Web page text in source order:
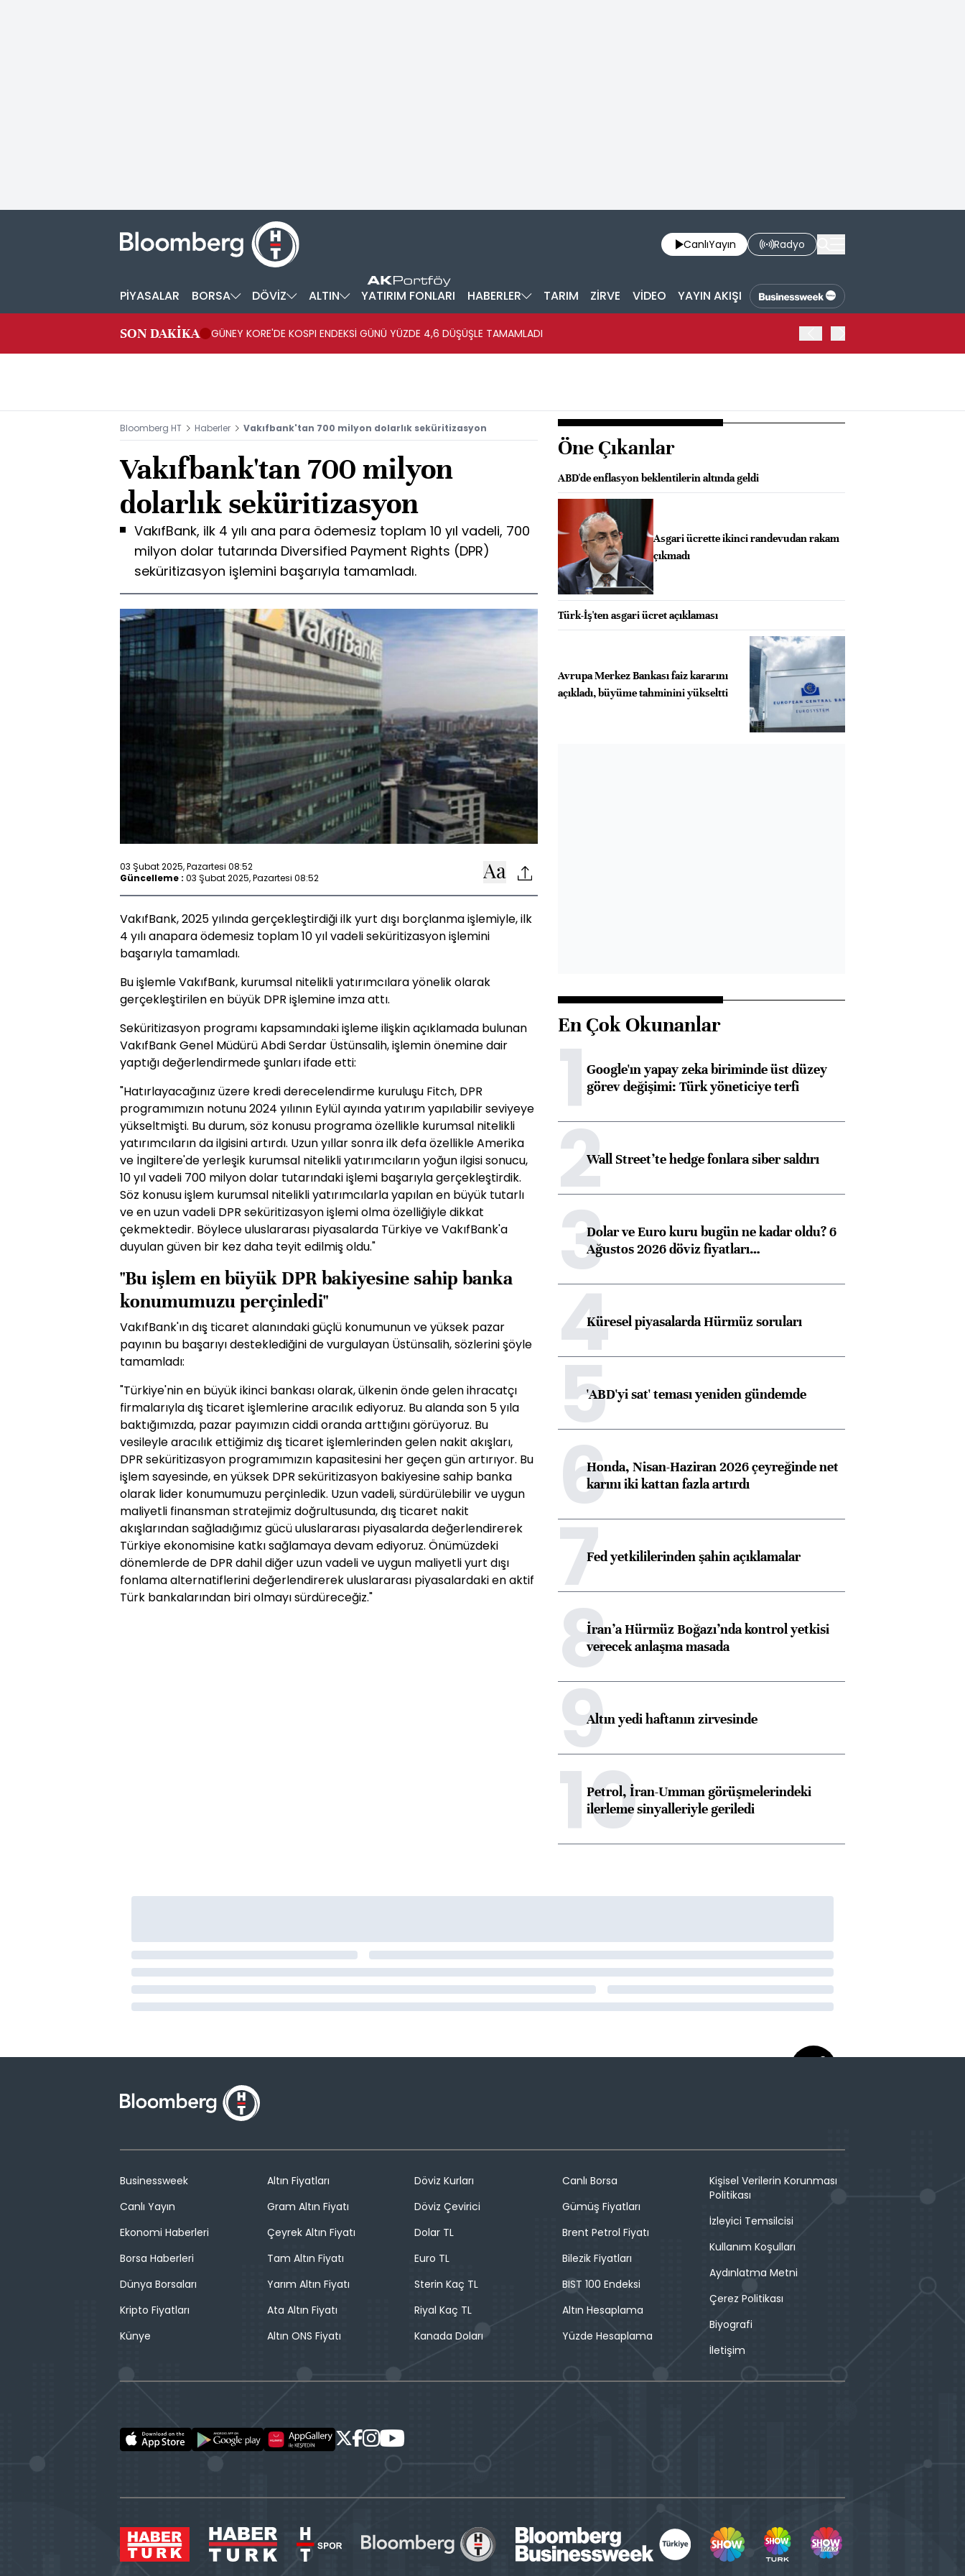
CanlıYayın Radyo
PİYASALAR BORSA DÖVİZ ALTIN YATIRIM FONLARI HABERLER TARIM ZİRVE VİDEO YAYIN AKIŞI
SON DAKİKA GÜNEY KORE'DE KOSPI ENDEKSİ GÜNÜ YÜZDE 4,6 DÜŞÜŞLE TAMAMLADI
Bloomberg HT Haberler Vakıfbank'tan 700 milyon dolarlık seküritizasyon
Vakıfbank'tan 700 milyon
dolarlık seküritizasyon
VakıfBank, ilk 4 yılı ana para ödemesiz toplam 10 yıl vadeli, 700
milyon dolar tutarında Diversified Payment Rights (DPR)
seküritizasyon işlemini başarıyla tamamladı.
03 Şubat 2025, Pazartesi 08:52
Güncelleme : 03 Şubat 2025, Pazartesi 08:52
VakıfBank, 2025 yılında gerçekleştirdiği ilk yurt dışı borçlanma işlemiyle, ilk
4 yılı anapara ödemesiz toplam 10 yıl vadeli seküritizasyon işlemini
başarıyla tamamladı.
Bu işlemle VakıfBank, kurumsal nitelikli yatırımcılara yönelik olarak
gerçekleştirilen en büyük DPR işlemine imza attı.
Seküritizasyon programı kapsamındaki işleme ilişkin açıklamada bulunan
VakıfBank Genel Müdürü Abdi Serdar Üstünsalih, işlemin önemine dair
yaptığı değerlendirmede şunları ifade etti:
"Hatırlayacağınız üzere kredi derecelendirme kuruluşu Fitch, DPR
programımızın notunu 2024 yılının Eylül ayında yatırım yapılabilir seviyeye
yükseltmişti. Bu durum, söz konusu programa özellikle kurumsal nitelikli
yatırımcıların da ilgisini artırdı. Uzun yıllar sonra ilk defa özellikle Amerika
ve İngiltere'de yerleşik kurumsal nitelikli yatırımcıların yoğun ilgisi sonucu,
10 yıl vadeli 700 milyon dolar tutarındaki işlemi başarıyla gerçekleştirdik.
Söz konusu işlem kurumsal nitelikli yatırımcılarla yapılan en büyük tutarlı
ve en uzun vadeli DPR seküritizasyon işlemi olma özelliğiyle dikkat
çekmektedir. Böylece uluslararası piyasalarda Türkiye ve VakıfBank'a
duyulan güven bir kez daha teyit edilmiş oldu."
"Bu işlem en büyük DPR bakiyesine sahip banka
konumumuzu perçinledi"
VakıfBank'ın dış ticaret alanındaki güçlü konumunun ve yüksek pazar
payının bu başarıyı desteklediğini de vurgulayan Üstünsalih, sözlerini şöyle
tamamladı:
"Türkiye'nin en büyük ikinci bankası olarak, ülkenin önde gelen ihracatçı
firmalarıyla dış ticaret işlemlerine aracılık ediyoruz. Bu alanda son 5 yıla
baktığımızda, pazar payımızın ciddi oranda arttığını görüyoruz. Bu
vesileyle aracılık ettiğimiz dış ticaret işlemlerinden gelen nakit akışları,
DPR seküritizasyon programımızın kapasitesini her geçen gün artırıyor. Bu
işlem sayesinde, en yüksek DPR seküritizasyon bakiyesine sahip banka
olarak lider konumumuzu perçinledik. Uzun vadeli, sürdürülebilir ve uygun
maliyetli finansman stratejimiz doğrultusunda, dış ticaret nakit
akışlarından sağladığımız gücü uluslararası piyasalarda değerlendirerek
Türkiye ekonomisine katkı sağlamaya devam ediyoruz. Önümüzdeki
dönemlerde de DPR dahil diğer uzun vadeli ve uygun maliyetli yurt dışı
fonlama alternatiflerini değerlendirerek uluslararası piyasalardaki en aktif
Türk bankalarından biri olmayı sürdüreceğiz."
Öne Çıkanlar
ABD'de enflasyon beklentilerin altında geldi
Asgari ücrette ikinci randevudan rakam
çıkmadı
Türk-İş'ten asgari ücret açıklaması
Avrupa Merkez Bankası faiz kararını
açıkladı, büyüme tahminini yükseltti
En Çok Okunanlar
1Google'ın yapay zeka biriminde üst düzey
görev değişimi: Türk yöneticiye terfi
2Wall Street’te hedge fonlara siber saldırı
3Dolar ve Euro kuru bugün ne kadar oldu? 6
Ağustos 2026 döviz fiyatları…
4Küresel piyasalarda Hürmüz soruları
5'ABD'yi sat' teması yeniden gündemde
6Honda, Nisan-Haziran 2026 çeyreğinde net
karını iki kattan fazla artırdı
7Fed yetkililerinden şahin açıklamalar
8İran’a Hürmüz Boğazı’nda kontrol yetkisi
verecek anlaşma masada
9Altın yedi haftanın zirvesinde
10
Petrol, İran-Umman görüşmelerindeki
ilerleme sinyalleriyle geriledi
Businessweek
Canlı Yayın
Ekonomi Haberleri
Borsa Haberleri
Dünya Borsaları
Kripto Fiyatları
Künye
Altın Fiyatları
Gram Altın Fiyatı
Çeyrek Altın Fiyatı
Tam Altın Fiyatı
Yarım Altın Fiyatı
Ata Altın Fiyatı
Altın ONS Fiyatı
Döviz Kurları
Döviz Çevirici
Dolar TL
Euro TL
Sterin Kaç TL
Riyal Kaç TL
Kanada Doları
Canlı Borsa
Gümüş Fiyatları
Brent Petrol Fiyatı
Bilezik Fiyatları
BIST 100 Endeksi
Altın Hesaplama
Yüzde Hesaplama
Kişisel Verilerin Korunması
Politikası
İzleyici Temsilcisi
Kullanım Koşulları
Aydınlatma Metni
Çerez Politikası
Biyografi
İletişim